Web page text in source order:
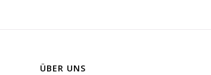
ÜBER UNS